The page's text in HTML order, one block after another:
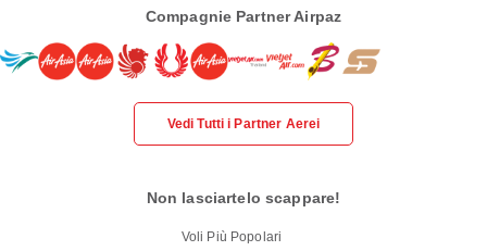
Compagnie Partner Airpaz
Vedi Tutti i Partner Aerei
Non lasciartelo scappare!
Voli Più Popolari